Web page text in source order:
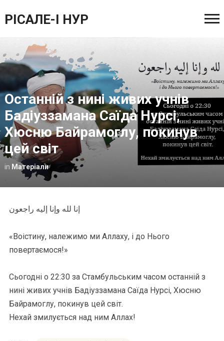
РІСАЛЕ-І НУР
Останній з нині живих учнів
Бадіуззамана Саїда Нурсі,
Хюсню Байрамоглу, покинув
цей світ
in Матеріали
إنا لله وإنا إليه راجعون
«Воістину, належимо ми Аллаху, і до Нього
повертаємося!»
Сьогодні о 22:30 за Стамбульським часом останній з
нині живих учнів Бадіуззамана Саїда Нурсі, Хюсню
Байрамоглу, покинув цей світ.
Нехай змилується над ним Аллах!